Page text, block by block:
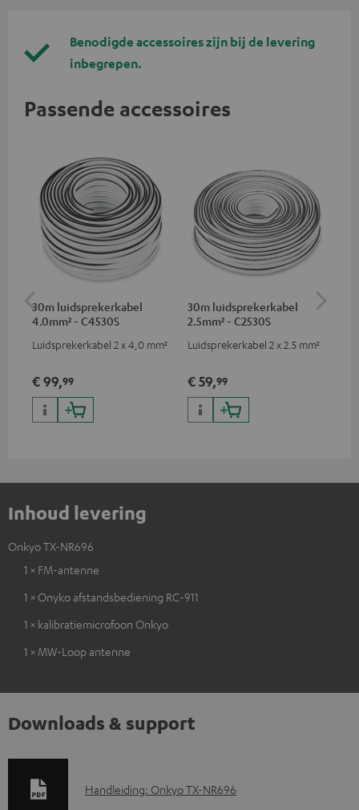
Benodigde accessoires zijn bij de levering
inbegrepen.
Passende accessoires
30m luidsprekerkabel
4.0mm² - C4530S
Luidsprekerkabel 2 x 4,0 mm²
€ 99,99
30m luidsprekerkabel
2.5mm² - C2530S
Luidsprekerkabel 2 x 2.5 mm²
€ 59,99
Inhoud levering
Onkyo TX-NR696
1 × FM-antenne
1 × Onyko afstandsbediening RC-911
1 × kalibratiemicrofoon Onkyo
1 × MW-Loop antenne
Downloads & support
D
Handleiding: Onkyo TX-NR696